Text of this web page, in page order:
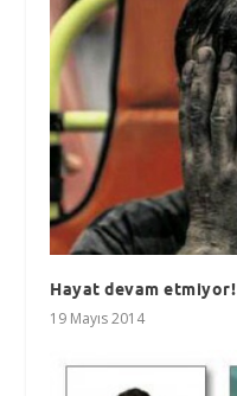
Hayat devam etmiyor!
19 Mayıs 2014